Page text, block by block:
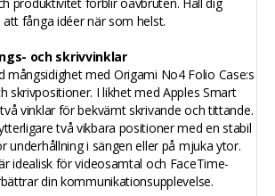
fånga idéer när som helst.
och skrivvinklar
mångsidighet med Origami No4 Folio Case:s
skrivpositioner. I likhet med Apples Smart
vinklar för bekvämt skrivande och tittande.
två vikbara positioner med en stabil
underhållning i sängen eller på mjuka ytor.
idealisk för videosamtal och FaceTime-
din kommunikationsupplevelse.